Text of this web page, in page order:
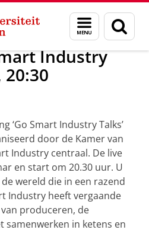
Menu
en
zoeken
and Engineering Nieuws
Industry
‘Go Smart Industry Talks’
door de Kamer van
Industry centraal. De live
en start om 20.30 uur. U
wereld die in een razend
Industry heeft vergaande
produceren, de
samenwerken in ketens en